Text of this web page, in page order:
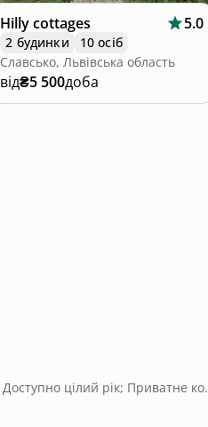
Hilly cottages 5.0
2 будинки
10 осіб
Славсько, Львівська область
від₴5 500доба
Входить у